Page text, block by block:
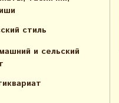
стиль
и сельский